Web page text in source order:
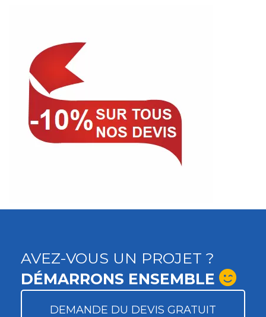
AVEZ-VOUS UN PROJET ?
DÉMARRONS ENSEMBLE
DEMANDE DU DEVIS GRATUIT